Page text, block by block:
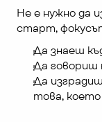
Не е нужно да
старт,
Да знаеш
Да говориш
Да
това,